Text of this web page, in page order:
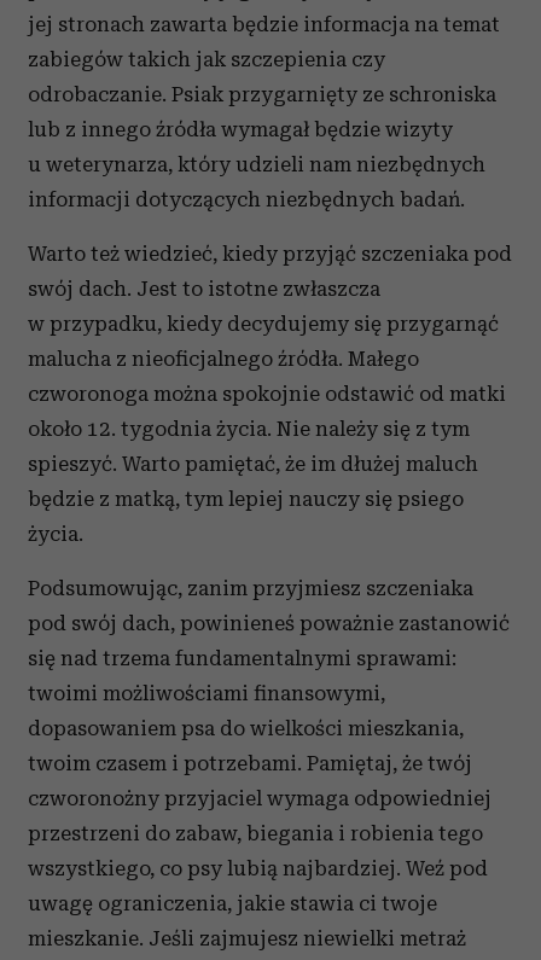
jej stronach zawarta będzie informacja na temat
zabiegów takich jak szczepienia czy
odrobaczanie. Psiak przygarnięty ze schroniska
lub z innego źródła wymagał będzie wizyty
u weterynarza, który udzieli nam niezbędnych
informacji dotyczących niezbędnych badań.
Warto też wiedzieć, kiedy przyjąć szczeniaka pod
swój dach. Jest to istotne zwłaszcza
w przypadku, kiedy decydujemy się przygarnąć
malucha z nieoficjalnego źródła. Małego
czworonoga można spokojnie odstawić od matki
około 12. tygodnia życia. Nie należy się z tym
spieszyć. Warto pamiętać, że im dłużej maluch
będzie z matką, tym lepiej nauczy się psiego
życia.
Podsumowując, zanim przyjmiesz szczeniaka
pod swój dach, powinieneś poważnie zastanowić
się nad trzema fundamentalnymi sprawami:
twoimi możliwościami finansowymi,
dopasowaniem psa do wielkości mieszkania,
twoim czasem i potrzebami. Pamiętaj, że twój
czworonożny przyjaciel wymaga odpowiedniej
przestrzeni do zabaw, biegania i robienia tego
wszystkiego, co psy lubią najbardziej. Weź pod
uwagę ograniczenia, jakie stawia ci twoje
mieszkanie. Jeśli zajmujesz niewielki metraż